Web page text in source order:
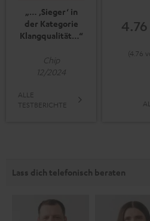
„… ‚Sieger‘ in
der Kategorie
Klangqualität…“
Chip
12/2024
ALLE
TESTBERICHTE
4.76
(4.76
Lass dich telefonisch beraten